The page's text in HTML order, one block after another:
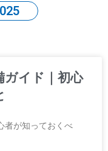
ガイド｜初心
者が知っておくべ